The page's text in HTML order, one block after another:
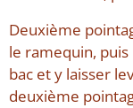
Deuxième
le ramequin,
bac et y laisser
deuxième